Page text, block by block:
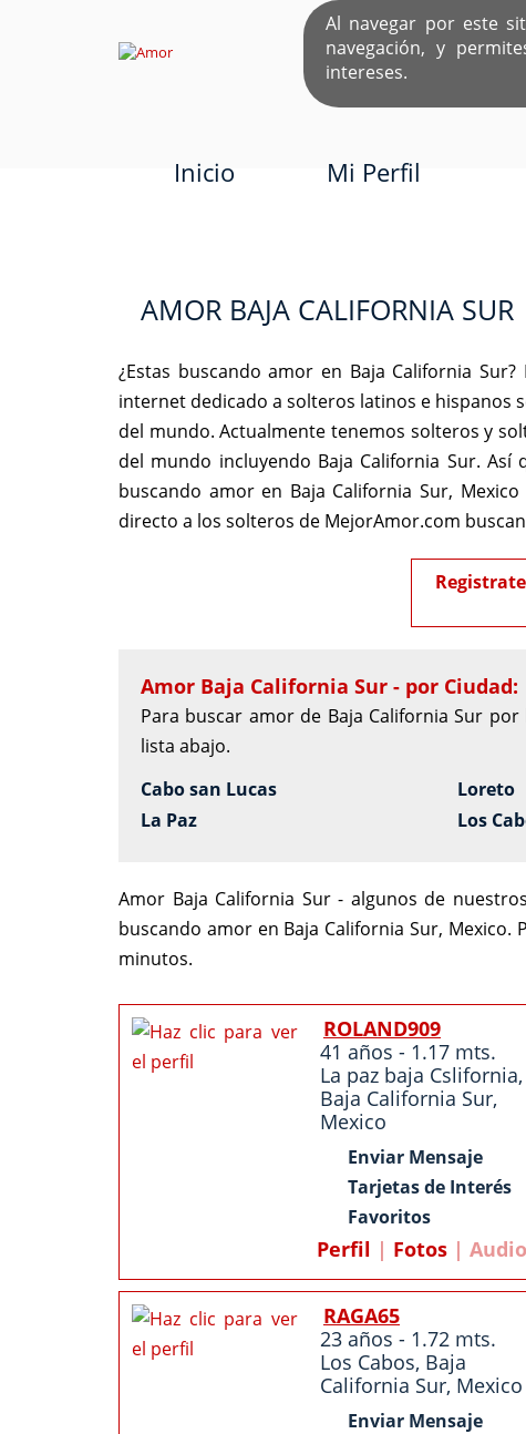
Al navegar por este
navegación, y
intereses.EL ÚNICO
Inicio Mi Perfil
AMOR BAJA CALIFORNIA SUR
¿Estas buscando amor en Baja California
internet dedicado a solteros latinos e hispanos
del mundo. Actualmente tenemos solteros y
del mundo incluyendo Baja California Sur.
buscando amor en Baja California Sur,
directo a los solteros de MejorAmor.com
Amor Baja California Sur - por Ciudad:
Para buscar amor de Baja California Sur
lista abajo.
Cabo san Lucas
La Paz
Loreto
Los
Amor Baja California Sur - algunos de
buscando amor en Baja California Sur, Mexico.
minutos.
ROLAND909
41 años - 1.17 mts.
La paz baja Cslifornia,
Baja California Sur,
Mexico
Enviar Mensaje
Tarjetas de Interés
Favoritos
Perfil | Fotos |
RAGA65
23 años - 1.72 mts.
Los Cabos, Baja
California Sur, Mexico
Enviar Mensaje